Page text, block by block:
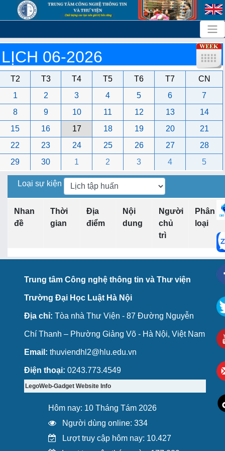
LỊCH 06-2026
T2 T3 T4 T5 T6 T7
CN
1
2 3 4 5 6
7
8
9 10 11 12 13
14
15
16 17 18 19 20
21
22
23 24 25 26 27
28
29
30 1 2 3 4 5
Loại sự kiện
Nhan
đề
Thời
gian
Địa
điểm
Nội
dung
Người
chủ
trì
Phân
loại
Trung tâm Công nghệ thông tin và Thư viện
Trường Đại Học Luật Hà Nội
Địa chỉ: Tòa nhà Thư Viện - 87 Đường Nguyễn
Chí Thanh – Phường Giảng Võ - Hà Nội, Việt Nam
Email: thuviendhl2@hlu.edu.vn
Điện thoại: 0243.773.4549
LegoWeb-Gadget Website Info
Hôm nay: 10 Tháng Tám 2026
Người dùng online: 334
Lượt truy cập hôm nay: 10.427